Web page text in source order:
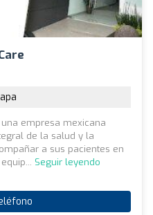
una empresa mexicana
de la salud y la
a sus pacientes en
Seguir leyendo